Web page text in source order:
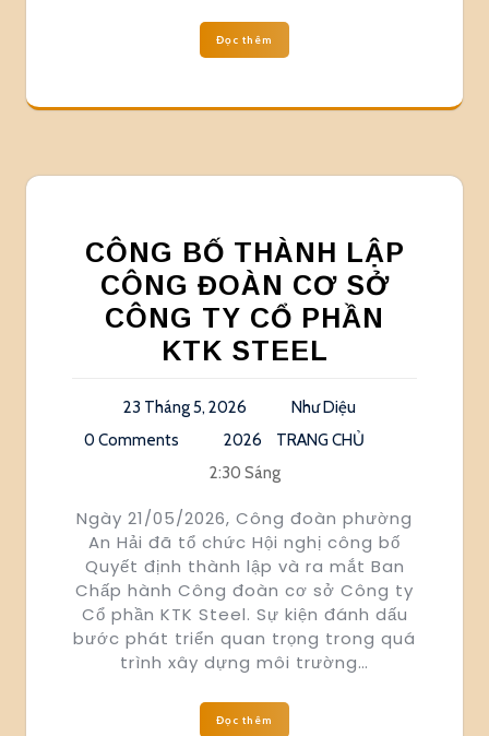
Đọc thêm
CÔNG BỐ THÀNH LẬP
CÔNG ĐOÀN CƠ SỞ
CÔNG TY CỔ PHẦN
KTK STEEL
23 Tháng 5, 2026
Như Diệu
0 Comments
2026
TRANG CHỦ
2:30 Sáng
Ngày 21/05/2026, Công đoàn phường
An Hải đã tổ chức Hội nghị công bố
Quyết định thành lập và ra mắt Ban
Chấp hành Công đoàn cơ sở Công ty
Cổ phần KTK Steel. Sự kiện đánh dấu
bước phát triển quan trọng trong quá
trình xây dựng môi trường…
Đọc thêm